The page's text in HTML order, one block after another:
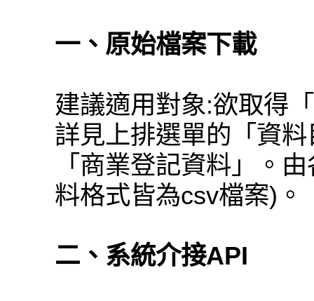
一、原始檔案下載
建議適用對象:欲取得
詳見上排選單的「資
「商業登記資料」。
料格式皆為csv檔案)。
二、系統介接API